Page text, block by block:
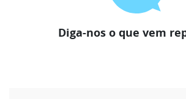
Diga-nos o que vem